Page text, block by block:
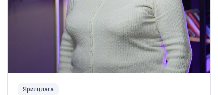
Ярилцлага